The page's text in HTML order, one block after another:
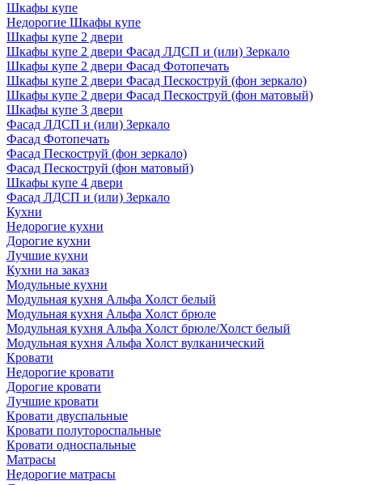
Шкафы купе
Недорогие Шкафы купе
Шкафы купе 2 двери
Шкафы купе 2 двери Фасад ЛДСП и (или) Зеркало
Шкафы купе 2 двери Фасад Фотопечать
Шкафы купе 2 двери Фасад Пескоструй (фон зеркало)
Шкафы купе 2 двери Фасад Пескоструй (фон матовый)
Шкафы купе 3 двери
Фасад ЛДСП и (или) Зеркало
Фасад Фотопечать
Фасад Пескоструй (фон зеркало)
Фасад Пескоструй (фон матовый)
Шкафы купе 4 двери
Фасад ЛДСП и (или) Зеркало
Кухни
Недорогие кухни
Дорогие кухни
Лучшие кухни
Кухни на заказ
Модульные кухни
Модульная кухня Альфа Холст белый
Модульная кухня Альфа Холст брюле
Модульная кухня Альфа Холст брюле/Холст белый
Модульная кухня Альфа Холст вулканический
Кровати
Недорогие кровати
Дорогие кровати
Лучшие кровати
Кровати двуспальные
Кровати полутороспальные
Кровати односпальные
Матрасы
Недорогие матрасы